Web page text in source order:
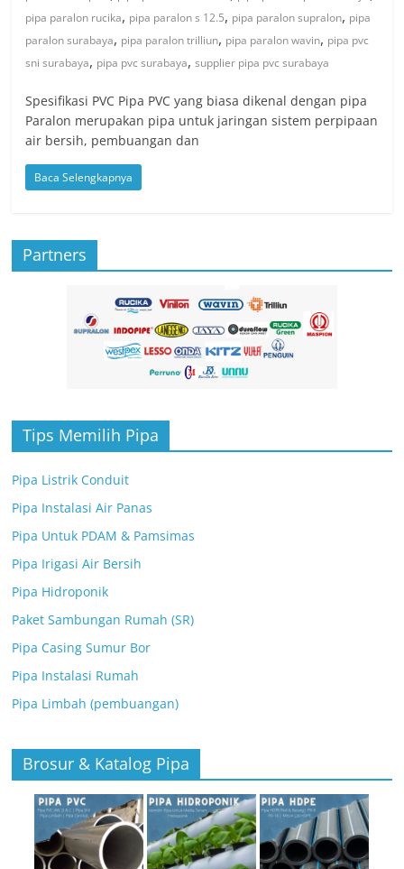
pipa paralon rucika, pipa paralon s 12.5, pipa paralon supralon, pipa
paralon surabaya, pipa paralon trilliun, pipa paralon wavin, pipa pvc
sni surabaya, pipa pvc surabaya,supplier pipa pvc surabaya
Spesifikasi PVC Pipa PVC yang biasa dikenal dengan pipa
Paralon merupakan pipa untuk jaringan sistem perpipaan
air bersih, pembuangan dan
Baca Selengkapnya
Partners
Tips Memilih Pipa
Pipa Listrik Conduit
Pipa Instalasi Air Panas
Pipa Untuk PDAM & Pamsimas
Pipa Irigasi Air Bersih
Pipa Hidroponik
Paket Sambungan Rumah (SR)
Pipa Casing Sumur Bor
Pipa Instalasi Rumah
Pipa Limbah (pembuangan)
Brosur & Katalog Pipa